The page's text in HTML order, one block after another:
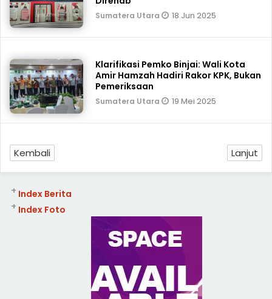
Sumatera Utara 18 Jun 2025
Klarifikasi Pemko Binjai: Wali Kota
Amir Hamzah Hadiri Rakor KPK, Bukan
Pemeriksaan
Sumatera Utara 19 Mei 2025
Kembali Lanjut
Index Berita
+
Index Foto
+